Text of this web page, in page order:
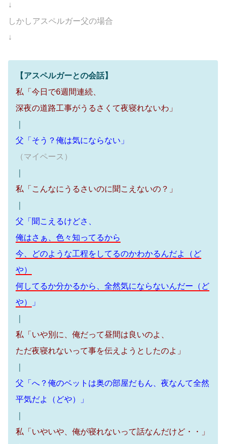
↓
しかしアスペルガー父の場合
↓
【アスペルガーとの会話】
私「今日で6週間連続、
深夜の道路工事がうるさくて夜寝れないわ」
父「そう？俺は気にならない」
（マイペース）
私「こんなにうるさいのに聞こえないの？」
父「聞こえるけどさ、
俺はさぁ、色々知ってるから
今、どのような工程をしてるのかわかるんだよ（ど
や）
何してるか分かるから、全然気にならないんだー （ど
や）
」
私「いや別に、俺だって昼間は良いのよ、
ただ夜寝れないって事を伝えようとしたのよ」
父「へ？俺のベットは奥の部屋だもん、夜なんて全然
平気だよ（どや）」
私「いやいや、俺が寝れないって話なんだけど・・」